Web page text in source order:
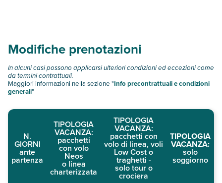
Modifiche prenotazioni
In alcuni casi possono applicarsi ulteriori condizioni ed eccezioni come
da termini contrattuali.
Maggiori informazioni nella sezione "Info precontrattuali e condizioni
generali"
N.
GIORNI
ante
partenza
TIPOLOGIA
VACANZA:
pacchetti
con volo
Neos
o linea
charterizzata
TIPOLOGIA
VACANZA:
pacchetti con
volo di linea, voli
Low Cost o
traghetti -
solo tour o
crociera
TIPOLOGIA
VACANZA:
solo
soggiorno